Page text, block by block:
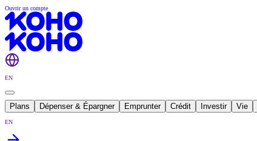
Ouvrir un compte
EN
Plans Dépenser & Épargner Emprunter Crédit Investir Vie
EN